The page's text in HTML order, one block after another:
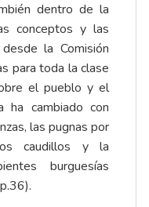
dentro de la
conceptos y las
la Comisión
para toda la clase
el pueblo y el
ha cambiado con
las pugnas por
caudillos y la
burguesías